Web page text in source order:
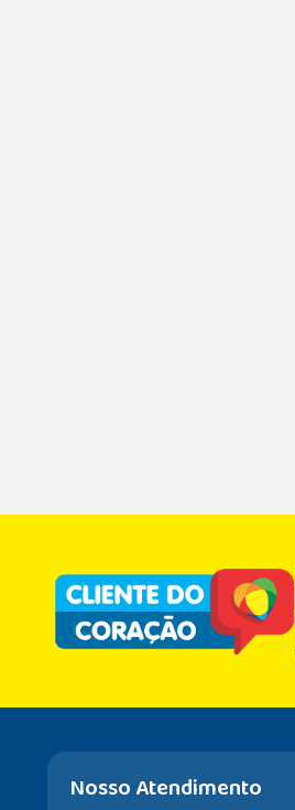
Nosso Atendimento